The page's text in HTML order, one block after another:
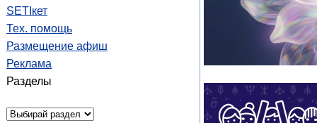
SETIкет
Тех. помощь
Размещение афиш
Реклама
Разделы